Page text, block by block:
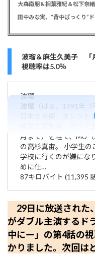
大森南朋＆相葉雅紀＆松下奈
波瑠＆麻生久美子 「
視聴率は5.0％
波瑠
波瑠
（はる、1991年
日本の女優、タレント
月まで）を経て、MU
の高杉真宙。 小学生
学校に行くのが嫌にな
めに仕…
87キロバイト (11,395
29日に放送された
がダブル主演するド
中にー」の第4話の
かりました。次回は